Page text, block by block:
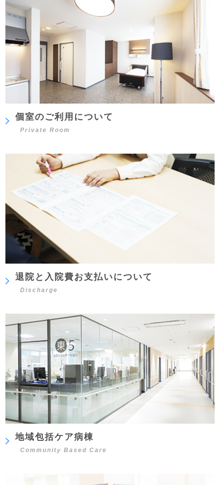
個室のご利用について
Private Room
退院と入院費お支払いについて
Discharge
地域包括ケア病棟
Community Based Care